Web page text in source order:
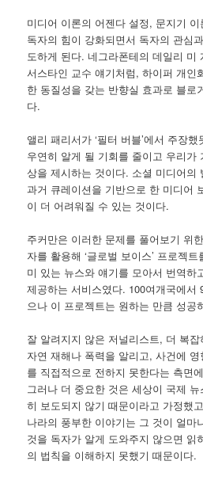
미디어 이론의 어젠다 설정, 문지기
독자의 힘이 강화되면서 독자의 관심
도하게 된다. 네그라폰테의 데일리 미
서스타인 교수 얘기처럼, 하이퍼 개인
한 동질성을 갖는 반향실 효과로 블로
다.
앨리 패리서가 ‘필터 버블’에서 주장
우연히 알게 될 기회를 줄이고 우리가
상을 제시하는 것이다. 소셜 미디어의
과거 큐레이션을 기반으로 한 미디어
이 더 어려워질 수 있는 것이다.
주커만은 이러한 문제를 풀어보기 위
자를 활용해 ‘글로벌 보이스’ 프로젝
미 있는 뉴스와 얘기를 모아서 번역하
제공하는 서비스였다. 100여개국에서
으나 이 프로젝트는 원하는 만큼 성공
잘 알려지지 않은 저널리스트, 더 복
자연 재해나 폭력을 알리고, 사건에
를 직접적으로 전하지 못한다는 측면
그러나 더 중요한 것은 세상이 국제
히 보도되지 않기 때문이라고 가정했
나라의 풍부한 이야기는 그 것이 얼마
것을 독자가 알게 도와주지 않으면 읽
의 법칙을 이해하지 못했기 때문이다.